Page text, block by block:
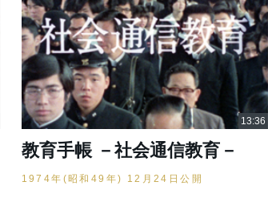
教育手帳 －社会通信教育－
1974年(昭和49年) 12月24日公開